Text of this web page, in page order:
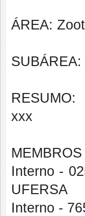
ÁREA:
SUBÁREA:
RESUMO:
xxx
Interno -
UFERSA
Interno -